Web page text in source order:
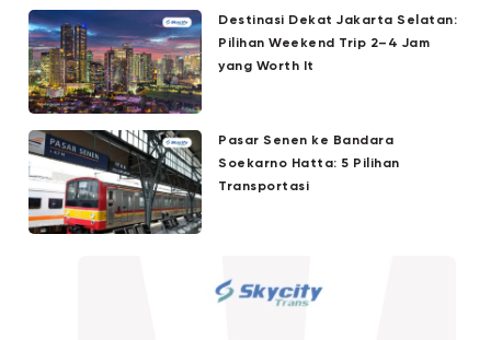
Destinasi Dekat Jakarta Selatan:
Pilihan Weekend Trip 2–4 Jam
yang Worth It
Pasar Senen ke Bandara
Soekarno Hatta: 5 Pilihan
Transportasi